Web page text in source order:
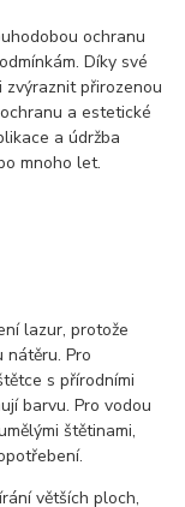
ochranu
Díky své
přirozenou
a estetické
a údržba
mnoho let.
lazur, protože
nátěru. Pro
s přírodními
barvu. Pro vodou
štětinami,
větších ploch,